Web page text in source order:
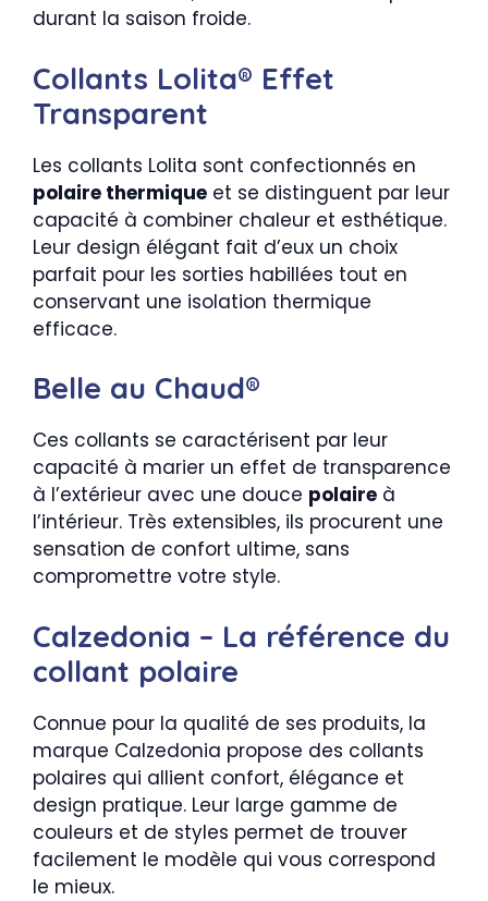
durant la saison froide.
Collants Lolita® Effet
Transparent
Les collants Lolita sont confectionnés en
polaire thermique et se distinguent par leur
capacité à combiner chaleur et esthétique.
Leur design élégant fait d’eux un choix
parfait pour les sorties habillées tout en
conservant une isolation thermique
efficace.
Belle au Chaud®
Ces collants se caractérisent par leur
capacité à marier un effet de transparence
à l’extérieur avec une douce polaire à
l’intérieur. Très extensibles, ils procurent une
sensation de confort ultime, sans
compromettre votre style.
Calzedonia – La référence du
collant polaire
Connue pour la qualité de ses produits, la
marque Calzedonia propose des collants
polaires qui allient confort, élégance et
design pratique. Leur large gamme de
couleurs et de styles permet de trouver
facilement le modèle qui vous correspond
le mieux.